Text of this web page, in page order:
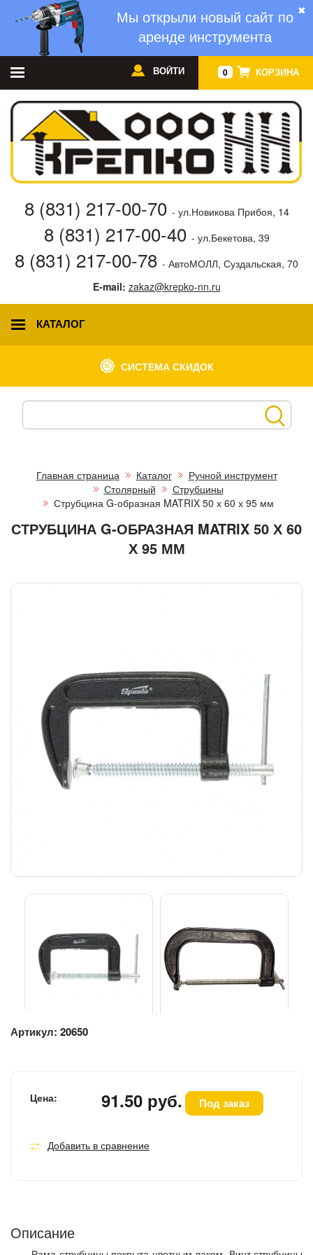
✖
Мы открыли новый сайт по
аренде инструмента
0 КОРЗИНА
ВОЙТИ
8 (831) 217-00-70 - ул.Новикова Прибоя, 14
8 (831) 217-00-40 - ул.Бекетова, 39
8 (831) 217-00-78 - АвтоМОЛЛ, Суздальская, 70
E-mail: zakaz@krepko-nn.ru
КАТАЛОГ
СИСТЕМА СКИДОК
Главная страница Каталог
Ручной инструмент
Столярный
Струбцины
Струбцина G-образная MATRIX 50 х 60 х 95 мм
СТРУБЦИНА G-ОБРАЗНАЯ MATRIX 50 Х 60
Х 95 ММ
Артикул: 20650
Цена: 91.50 руб. Под заказ
Добавить в сравнение
Описание